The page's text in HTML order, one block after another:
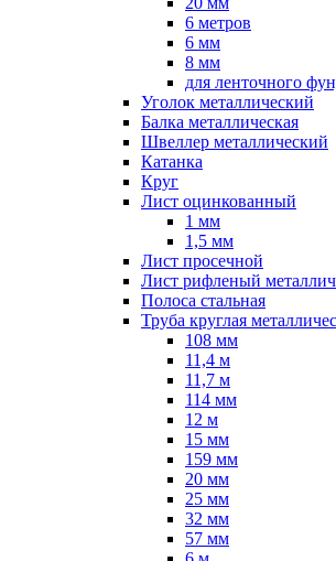
6 метров
6 мм
8 мм
для ленточного
Уголок металлический
Балка металлическая
Швеллер металлический
Катанка
Круг
Лист оцинкованный
1 мм
1,5 мм
Лист просечной
Лист рифленый
Полоса стальная
Труба круглая
108 мм
11,4 м
11,7 м
114 мм
12 м
15 мм
159 мм
20 мм
25 мм
32 мм
57 мм